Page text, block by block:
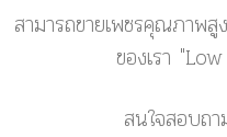
สามารถขายเพชรคุณภาพ
ของเรา
สนใจสอบถ